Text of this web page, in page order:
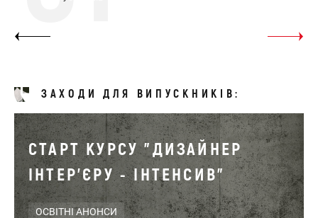
ЗАХОДИ ДЛЯ ВИПУСКНИКІВ:
CТАРТ КУРСУ "ДИЗАЙНЕР
ІНТЕР'ЄРУ - ІНТЕНСИВ"
ОСВІТНІ АНОНСИ